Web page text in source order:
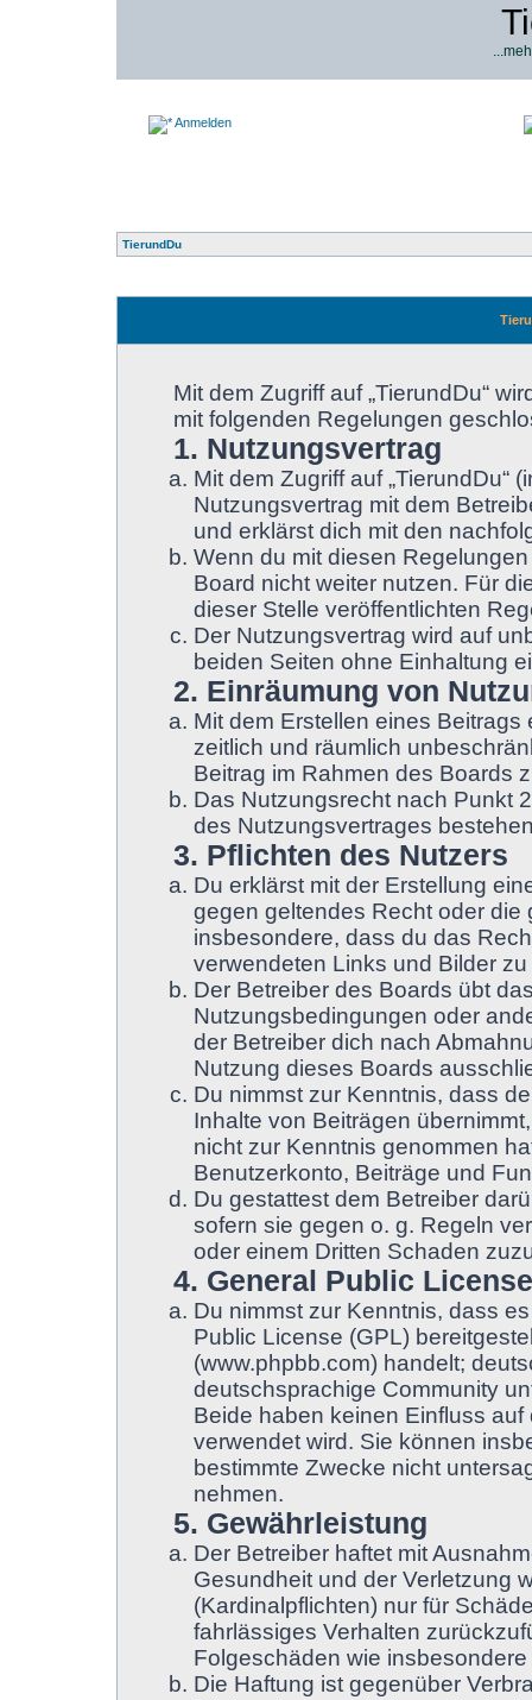
Anmelden
TierundDu
Mit dem Zugriff auf „TierundDu“
mit folgenden Regelungen
1. Nutzungsvertrag
Mit dem Zugriff auf „TierundDu“
Nutzungsvertrag mit dem
und erklärst dich mit den
Wenn du mit diesen
Board nicht weiter nutzen. Für
dieser Stelle veröffentlichten
Der Nutzungsvertrag wird auf
beiden Seiten ohne Einhaltung
2. Einräumung von
Mit dem Erstellen eines
zeitlich und räumlich
Beitrag im Rahmen des Boards
Das Nutzungsrecht nach Punkt
des Nutzungsvertrages
3. Pflichten des Nutzers
Du erklärst mit der Erstellung
gegen geltendes Recht oder die
insbesondere, dass du das
verwendeten Links und Bilder
Der Betreiber des Boards übt
Nutzungsbedingungen oder
der Betreiber dich nach
Nutzung dieses Boards
Du nimmst zur Kenntnis, dass
Inhalte von Beiträgen
nicht zur Kenntnis genommen
Benutzerkonto, Beiträge und
Du gestattest dem Betreiber
sofern sie gegen o. g. Regeln
oder einem Dritten Schaden
4. General Public License
Du nimmst zur Kenntnis, dass
Public License (GPL)
(www.phpbb.com) handelt;
deutschsprachige Community
Beide haben keinen Einfluss
verwendet wird. Sie können
bestimmte Zwecke nicht
nehmen.
5. Gewährleistung
Der Betreiber haftet mit
Gesundheit und der Verletzung
(Kardinalpflichten) nur für
fahrlässiges Verhalten
Folgeschäden wie
Die Haftung ist gegenüber